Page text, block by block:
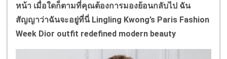
หน้า เมื่อใดก็ตามที่คุณต้องการมองย้อนกลับไป ฉัน
สัญญาว่าฉันจะอยู่ที่นี่Lingling Kwong’s Paris Fashion
Week Dior outfit redefined modern beauty